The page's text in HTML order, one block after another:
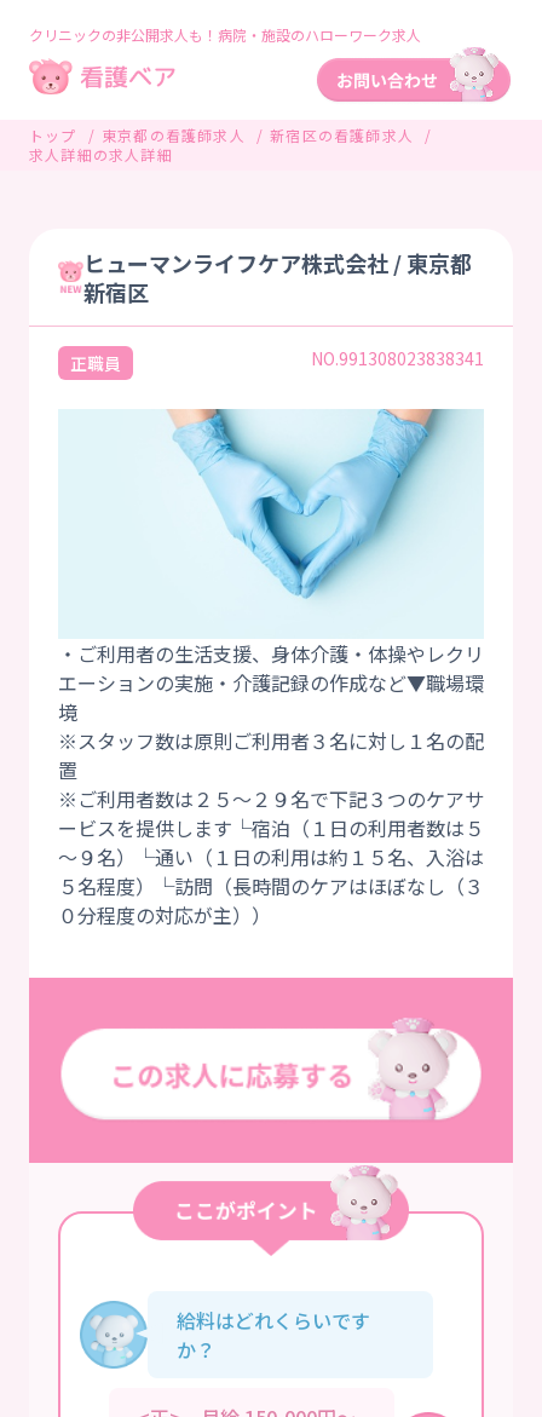
クリニックの非公開求人も！病院・施設のハローワーク求人
トップ 東京都の看護師求人
新宿区の看護師求人
求人詳細の求人詳細
ヒューマンライフケア株式会社 / 東京都
新宿区
正職員 NO.991308023838341
・ご利用者の生活支援、身体介護・体操やレクリ
エーションの実施・介護記録の作成など▼職場環
境
※スタッフ数は原則ご利用者３名に対し１名の配
置
※ご利用者数は２５～２９名で下記３つのケアサ
ービスを提供します└宿泊（１日の利用者数は５
～９名）└通い（１日の利用は約１５名、入浴は
５名程度）└訪問（長時間のケアはほぼなし（３
給料はどれくらいです
か？